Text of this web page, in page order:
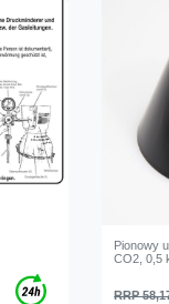
Pionowy
CO2, 0,5
RRP